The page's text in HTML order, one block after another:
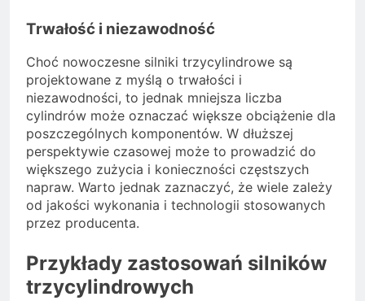
Trwałość i niezawodność
Choć nowoczesne silniki trzycylindrowe są
projektowane z myślą o trwałości i
niezawodności, to jednak mniejsza liczba
cylindrów może oznaczać większe obciążenie dla
poszczególnych komponentów. W dłuższej
perspektywie czasowej może to prowadzić do
większego zużycia i konieczności częstszych
napraw. Warto jednak zaznaczyć, że wiele zależy
od jakości wykonania i technologii stosowanych
przez producenta.
Przykłady zastosowań silników
trzycylindrowych